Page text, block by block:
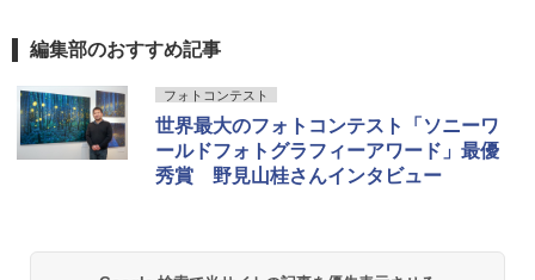
編集部のおすすめ記事
フォトコンテスト
世界最大のフォトコンテスト「ソニーワ
ールドフォトグラフィーアワード」最優
秀賞 野見山桂さんインタビュー